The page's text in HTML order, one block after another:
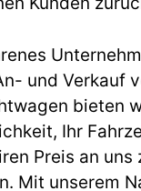
und Verkauf
bieten
Ihr
Preis an uns
Mit unserem